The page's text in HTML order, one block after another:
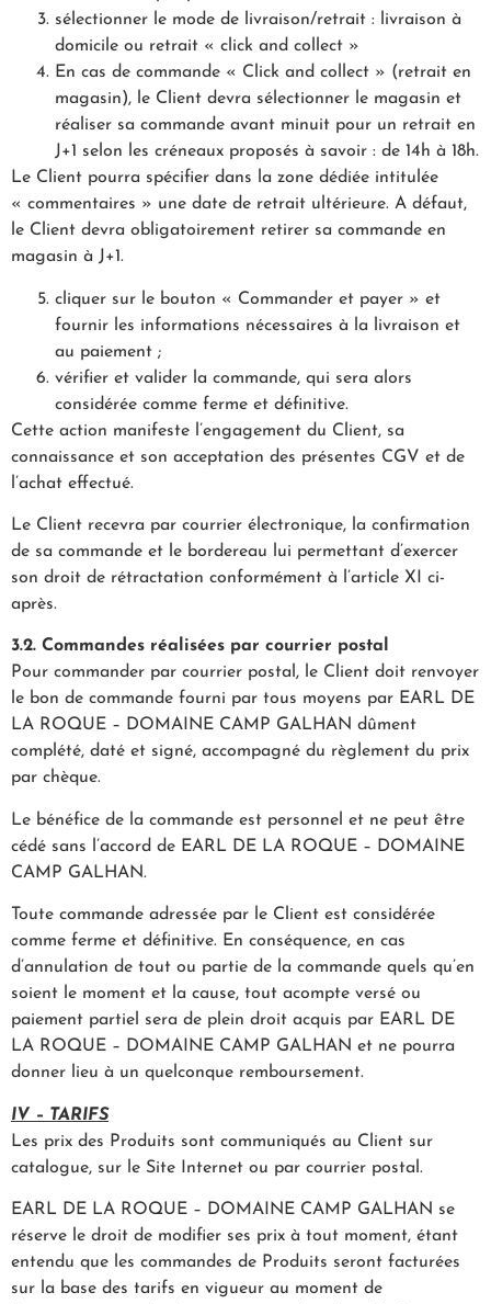
sélectionner le mode de livraison/retrait : livraison à
domicile ou retrait « click and collect »
En cas de commande « Click and collect » (retrait en
magasin), le Client devra sélectionner le magasin et
réaliser sa commande avant minuit pour un retrait en
J+1 selon les créneaux proposés à savoir : de 14h à 18h.
Le Client pourra spécifier dans la zone dédiée intitulée
« commentaires » une date de retrait ultérieure. A défaut,
le Client devra obligatoirement retirer sa commande en
magasin à J+1.
cliquer sur le bouton « Commander et payer » et
fournir les informations nécessaires à la livraison et
au paiement ;
vérifier et valider la commande, qui sera alors
considérée comme ferme et définitive.
Cette action manifeste l’engagement du Client, sa
connaissance et son acceptation des présentes CGV et de
l’achat effectué.
Le Client recevra par courrier électronique, la confirmation
de sa commande et le bordereau lui permettant d’exercer
son droit de rétractation conformément à l’article XI ci-
après.
3.2. Commandes réalisées par courrier postal
Pour commander par courrier postal, le Client doit renvoyer
le bon de commande fourni par tous moyens par EARL DE
LA ROQUE – DOMAINE CAMP GALHAN dûment
complété, daté et signé, accompagné du règlement du prix
par chèque.
Le bénéfice de la commande est personnel et ne peut être
cédé sans l’accord de EARL DE LA ROQUE – DOMAINE
CAMP GALHAN.
Toute commande adressée par le Client est considérée
comme ferme et définitive. En conséquence, en cas
d’annulation de tout ou partie de la commande quels qu’en
soient le moment et la cause, tout acompte versé ou
paiement partiel sera de plein droit acquis par EARL DE
LA ROQUE – DOMAINE CAMP GALHAN et ne pourra
donner lieu à un quelconque remboursement.
IV – TARIFS
Les prix des Produits sont communiqués au Client sur
catalogue, sur le Site Internet ou par courrier postal.
EARL DE LA ROQUE – DOMAINE CAMP GALHAN se
réserve le droit de modifier ses prix à tout moment, étant
entendu que les commandes de Produits seront facturées
sur la base des tarifs en vigueur au moment de